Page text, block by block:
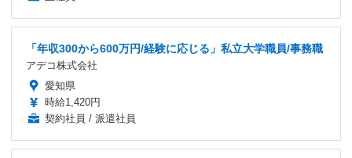
「年収300から600万円/経験に応じる」私立大学職員/事務職
アデコ株式会社
愛知県
時給1,420円
契約社員 / 派遣社員